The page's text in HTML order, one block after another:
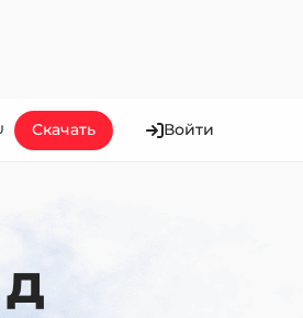
Скачать Войти